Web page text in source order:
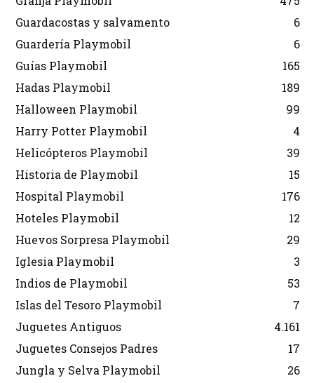
Guardacostas y salvamento
6
Guardería Playmobil
6
Guías Playmobil
165
Hadas Playmobil
189
Halloween Playmobil
99
Harry Potter Playmobil
4
Helicópteros Playmobil
39
Historia de Playmobil
15
Hospital Playmobil
176
Hoteles Playmobil
12
Huevos Sorpresa Playmobil
29
Iglesia Playmobil
3
Indios de Playmobil
53
Islas del Tesoro Playmobil
7
Juguetes Antiguos
4.161
Juguetes Consejos Padres
17
Jungla y Selva Playmobil
26